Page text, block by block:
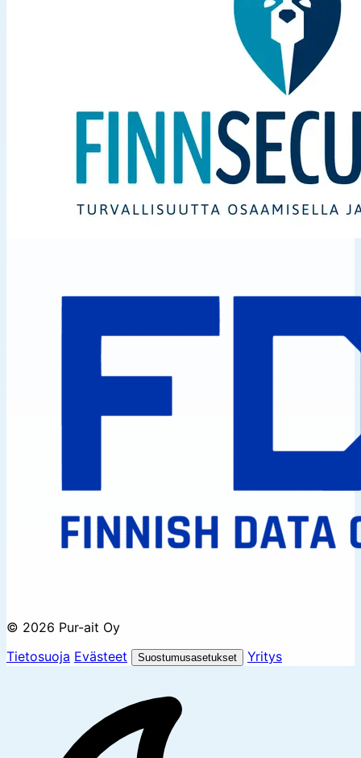
© 2026 Pur-ait Oy
Tietosuoja Evästeet Suostumusasetukset Yritys